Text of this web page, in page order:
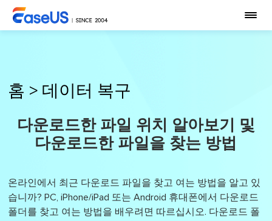
홈 > 데이터 복구
다운로드한 파일 위치 알아보기 및
다운로드한 파일을 찾는 방법
온라인에서 최근 다운로드 파일을 찾고 여는 방법을 알고 있
습니까? PC, iPhone/iPad 또는 Android 휴대폰에서 다운로드
폴더를 찾고 여는 방법을 배우려면 따르십시오. 다운로드 폴